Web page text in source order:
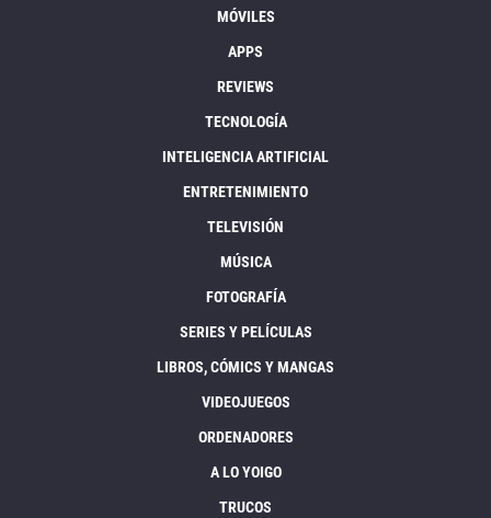
MÓVILES
APPS
REVIEWS
TECNOLOGÍA
INTELIGENCIA ARTIFICIAL
ENTRETENIMIENTO
TELEVISIÓN
MÚSICA
FOTOGRAFÍA
SERIES Y PELÍCULAS
LIBROS, CÓMICS Y MANGAS
VIDEOJUEGOS
ORDENADORES
A LO YOIGO
TRUCOS